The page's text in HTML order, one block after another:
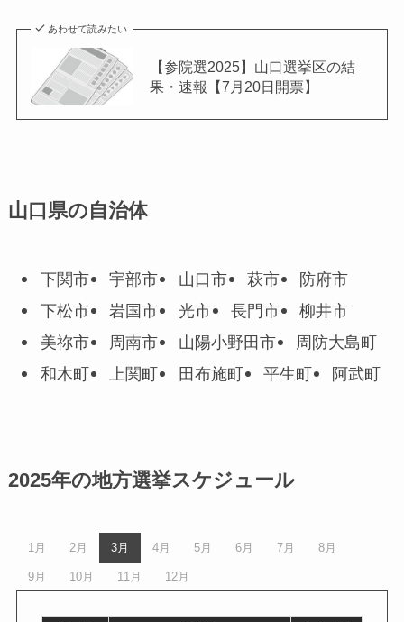
あわせて読みたい
【参院選2025】山口選挙区の結
果・速報【7月20日開票】
山口県の自治体
下関市 宇部市 山口市 萩市
防府市
下松市
岩国市 光市 長門市
柳井市
美祢市
周南市 山陽小野田市
周防大島町
和木町
上関町 田布施町 平生町 阿武町
2025年の地方選挙スケジュール
1月 2月 3月 4月 5月 6月 7月 8月
9月 10月 11月 12月